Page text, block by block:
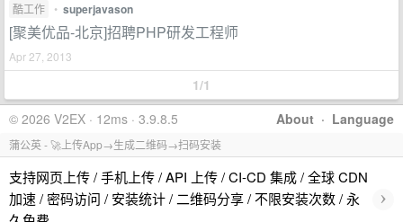
酷工作 • superjavason
[聚美优品-北京]招聘PHP研发工程师
Apr 27, 2013
1/1
About · Language
© 2026 V2EX · 12ms · 3.9.8.5
蒲公英 - 🚀上传App→生成二维码→扫码安装
支持网页上传 / 手机上传 / API 上传 / CI-CD 集成 / 全球 CDN
加速 / 密码访问 / 安装统计 / 二维码分享 / 不限安装次数 / 永
›